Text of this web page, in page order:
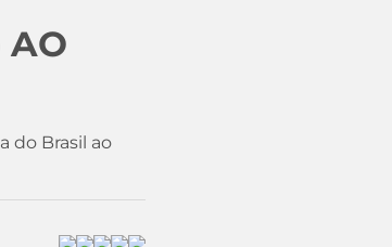
do Brasil ao